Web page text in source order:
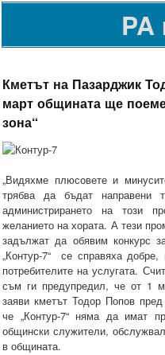
PA
Кметът на Пазарджик
март общината ще
зона“
„Видяхме плюсовете и
трябва да бъдат направени
администрирането на този
желанието на хората. А тези
задължат да обявим конкурс
„Контур-7“ се справяха
потребителите на услугата.
съм ги предупредил, че от 1
заяви кметът Тодор Попов
че „Контур-7“ няма да имат
общински служители,
в общината.